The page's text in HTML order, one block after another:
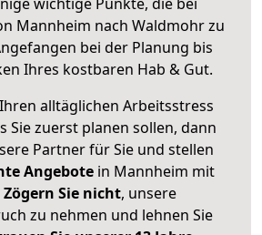
Mannheim nach Waldmohr zu
bei der Planung bis
Ihres kostbaren Hab & Gut.
alltäglichen Arbeitsstress
Sie zuerst planen sollen, dann
Partner für Sie und stellen
Angebote in Mannheim mit
Zögern Sie nicht, unsere
zu nehmen und lehnen Sie